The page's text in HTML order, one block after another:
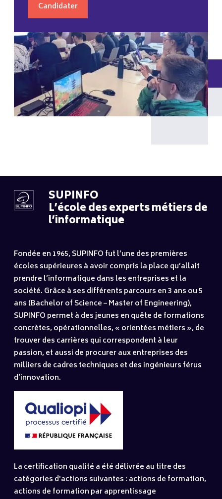
Candidater
SUPINFO
L’école des experts métiers de
l’informatique
Fondée en 1965, SUPINFO fut l’une des premières
écoles supérieures à avoir compris la place qu’allait
prendre l’informatique dans les entreprises et la
société. Grâce à ses différents parcours en 3 ans ou 5
ans (Bachelor of Science – Master of Engineering),
SUPINFO permet à des jeunes en quête de formations
concrètes, opérationnelles, « orientées métiers », de
trouver des carrières qui correspondent à leur
passion, et aussi de procurer aux entreprises des
milliers de cadres techniques et des ingénieurs férus
d’innovation.
La certification qualité a été délivrée au titre des
catégories d'actions suivantes : actions de formation,
actions de formation par apprentissage